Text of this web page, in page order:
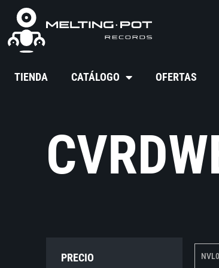
TIENDA CATÁLOGO OFERTAS
PRECIO